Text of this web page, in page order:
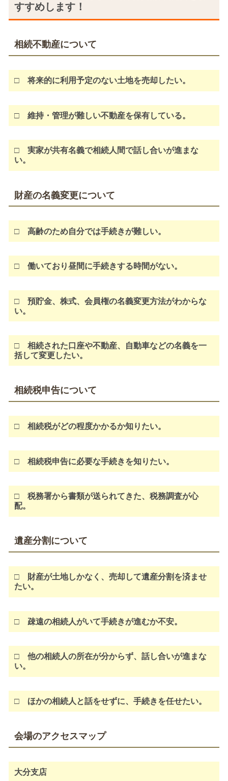
すすめします！
相続不動産について
□ 将来的に利用予定のない土地を売却したい。
□ 維持・管理が難しい不動産を保有している。
□ 実家が共有名義で相続人間で話し合いが進まな
い。
財産の名義変更について
□ 高齢のため自分では手続きが難しい。
□ 働いており昼間に手続きする時間がない。
□ 預貯金、株式、会員権の名義変更方法がわからな
い。
□ 相続された口座や不動産、自動車などの名義を一
括して変更したい。
相続税申告について
□相続税がどの程度かかるか知りたい。
□ 相続税申告に必要な手続きを知りたい。
□ 税務署から書類が送られてきた、税務調査が心
配。
遺産分割について
□ 財産が土地しかなく、売却して遺産分割を済ませ
たい。
□ 疎遠の相続人がいて手続きが進むか不安。
□ 他の相続人の所在が分からず、話し合いが進まな
い。
□ ほかの相続人と話をせずに、手続きを任せたい。
会場のアクセスマップ
大分支店